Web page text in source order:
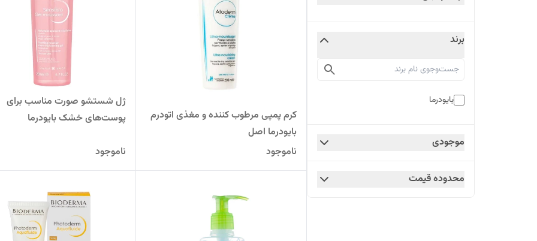
برند
بایودرما
موجودی
محدوده قیمت
کرم پمپی مرطوب کننده و مغذی اتودرم
بایودرما اصل
ناموجود
ژل شستشو صورت مناسب برای
پوست‌های خشک بایودرما
ناموجود